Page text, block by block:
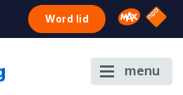
Word lid Omroep
NPO
menu